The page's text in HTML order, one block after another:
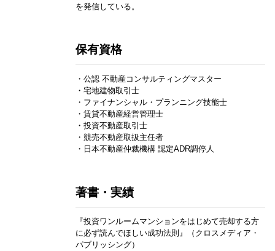
を発信している。
保有資格
・公認 不動産コンサルティングマスター
・宅地建物取引士
・ファイナンシャル・プランニング技能士
・賃貸不動産経営管理士
・投資不動産取引士
・競売不動産取扱主任者
・日本不動産仲裁機構 認定ADR調停人
著書・実績
『投資ワンルームマンションをはじめて売却する方
に必ず読んでほしい成功法則』（クロスメディア・
パブリッシング）